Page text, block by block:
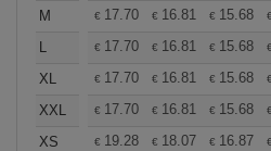
M
€ 17.70 € 16.81 € 15.68 €
L
€ 17.70 € 16.81 € 15.68 €
XL
€ 17.70 € 16.81 € 15.68 €
XXL
€ 17.70 € 16.81 € 15.68 €
XS
€ 19.28 € 18.07 € 16.87 €